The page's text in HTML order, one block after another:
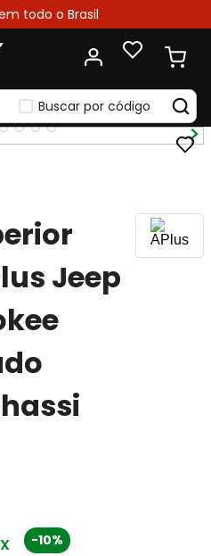
todo o Brasil
Buscar por código
Jeep
-10%